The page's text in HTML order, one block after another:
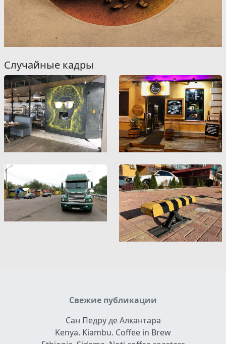
Случайные кадры
Свежие публикации
Сан Педру де Алкантара
Kenya. Kiambu. Coffee in Brew